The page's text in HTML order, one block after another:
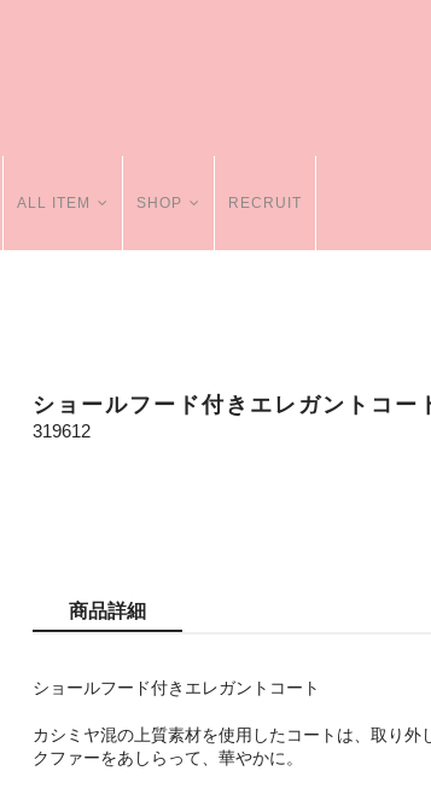
ALL ITEM SHOP RECRUIT
ショールフード付きエレガントコー
319612
商品詳細
ショールフード付きエレガントコート
カシミヤ混の上質素材を使用したコートは、取り外
クファーをあしらって、華やかに。